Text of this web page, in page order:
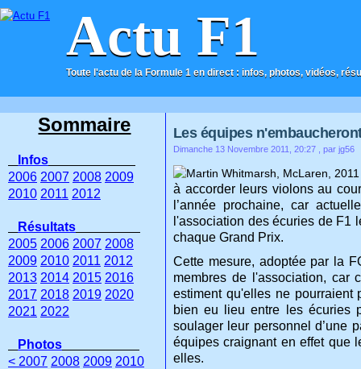
Actu F1
Toute l'actu de la Formule 1 en direct : infos, photos, vidéos,
ACCUEIL CONTACT
Les équipes
Dimanche 13 Novembre 2011, 20:27 , par jg56
à accorder leurs violons au
l’année prochaine, car
l'association des écuries de F1
chaque Grand Prix.
Cette mesure, adoptée par la
membres de l'association, car
estiment qu'elles ne pourraient
bien eu lieu entre les écuries
soulager leur personnel d’une
équipes craignant en effet que
elles.
Sommaire
Infos
2006 2007 2008 2009
2010 2011 2012
Résultats
2005 2006 2007 2008
2009 2010 2011 2012
2013 2014 2015 2016
2017 2018 2019 2020
2021 2022
Photos
< 2007 2008 2009 2010